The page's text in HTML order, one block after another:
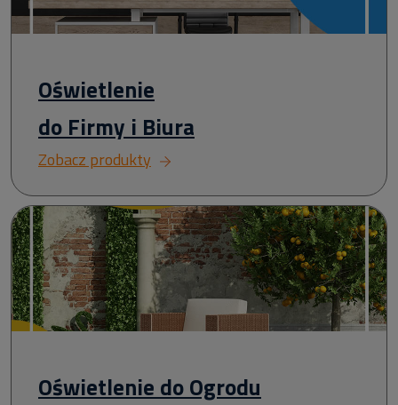
Oświetlenie
do Firmy i Biura
Zobacz produkty
Oświetlenie do Ogrodu